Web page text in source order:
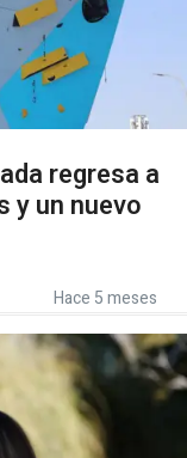
regresa a
y un nuevo
Hace 5 meses